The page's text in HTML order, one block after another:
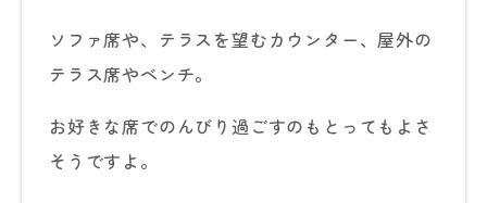
ソファ席や、テラスを望むカウンター、屋外の
テラス席やベンチ。
お好きな席でのんびり過ごすのもとってもよさ
そうですよ。